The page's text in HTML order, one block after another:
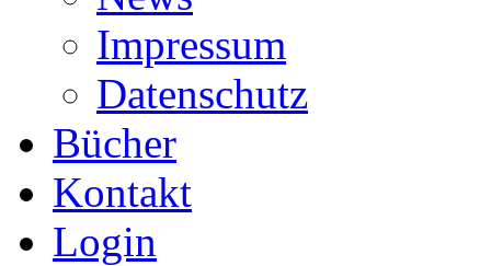
Impressum
Datenschutz
Bücher
Kontakt
Login